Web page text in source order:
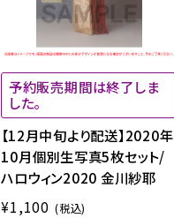
予約販売期間は終了しま
した。
【12月中旬より配送】2020年
10月個別生写真5枚セット/
ハロウィン2020 金川紗耶
¥1,100 (税込)